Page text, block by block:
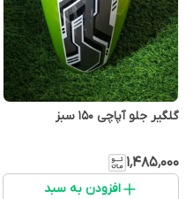
گلگیر جلو آپاچی 150 سبز
۱٬۴۸۵٬۰۰۰
افزودن به سبد